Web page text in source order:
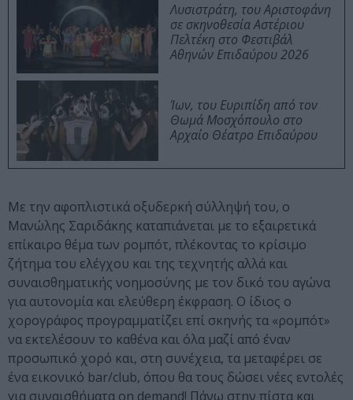
Λυσιστράτη, του Αριστοφάνη
σε σκηνοθεσία Αστέριου
Πελτέκη στο Φεστιβάλ
Αθηνών Επιδαύρου 2026
Ίων, του Ευριπίδη από τον
Θωμά Μοσχόπουλο στο
Αρχαίο Θέατρο Επιδαύρου
Με την αφοπλιστικά οξυδερκή σύλληψή του, ο
Μανώλης Σαριδάκης καταπιάνεται με το εξαιρετικά
επίκαιρο θέμα των ρομπότ, πλέκοντας το κρίσιμο
ζήτημα του ελέγχου και της τεχνητής αλλά και
συναισθηματικής νοημοσύνης με τον δικό του αγώνα
για αυτονομία και ελεύθερη έκφραση. Ο ίδιος ο
χορογράφος προγραμματίζει επί σκηνής τα «ρομπότ»
να εκτελέσουν το καθένα και όλα μαζί από έναν
προσωπικό χορό και, στη συνέχεια, τα μεταφέρει σε
ένα εικονικό bar/club, όπου θα τους δώσει νέες εντολές
για συναισθήματα on demand! Πάνω στην πίστα και